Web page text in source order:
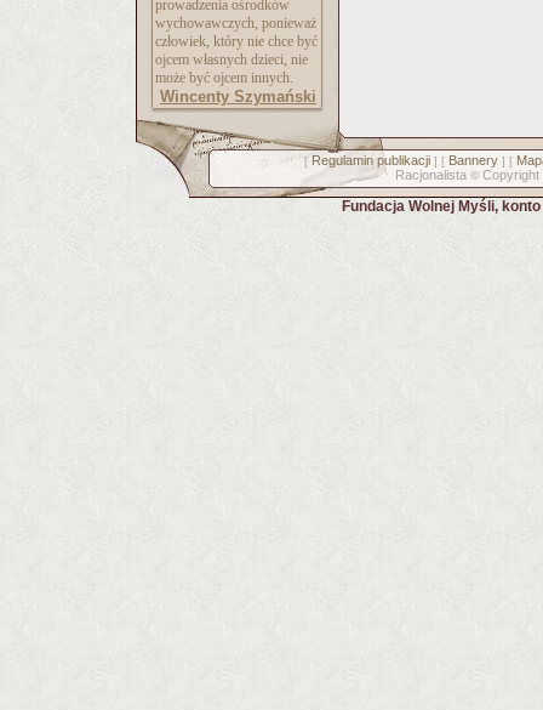
prowadzenia ośrodków
wychowawczych, ponieważ
człowiek, który nie chce być
ojcem własnych dzieci, nie
może być ojcem innych.
Wincenty Szymański
[ Regulamin publikacji] [ Bannery] [
Racjonalista © Copyright
Fundacja Wolnej Myśli,